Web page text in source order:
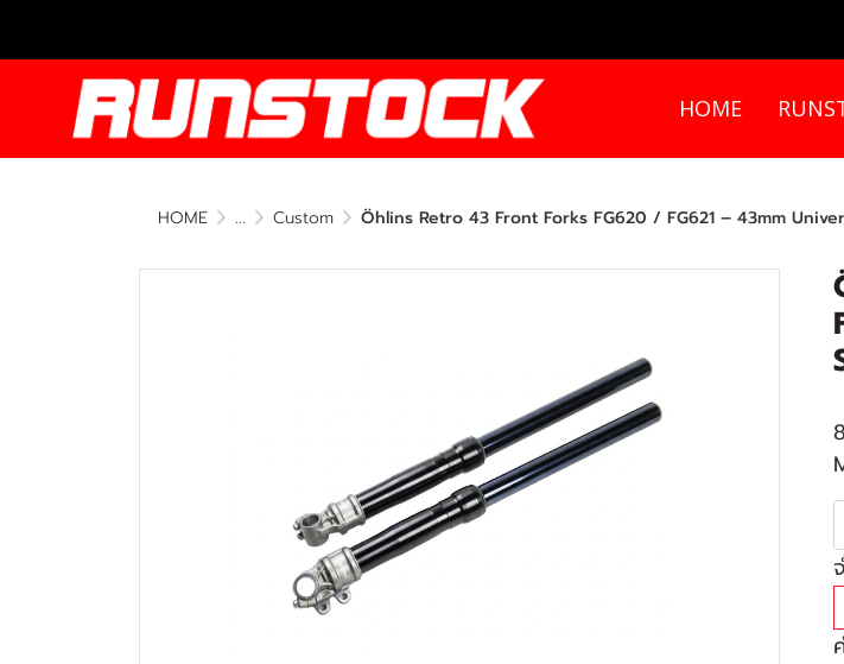
HOME
HOME ... Custom Öhlins Retro 43 Front Forks FG620 / FG621 – 43mm